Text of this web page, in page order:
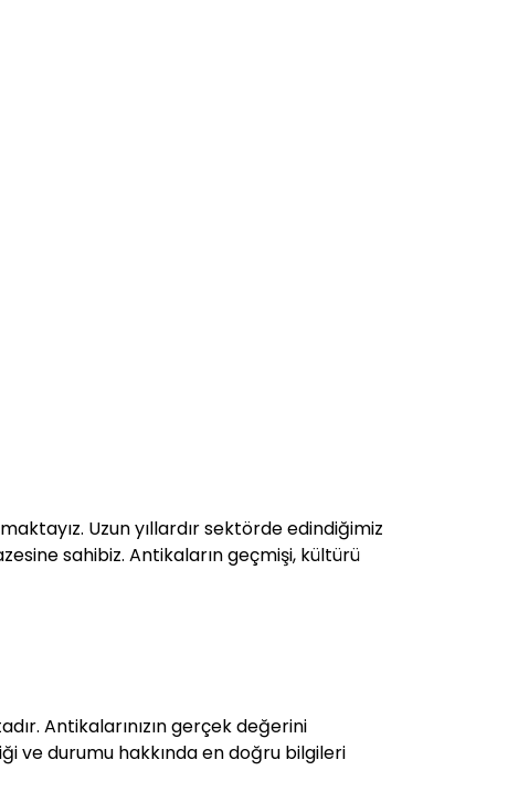
Uzun yıllardır sektörde edindiğimiz
sahibiz. Antikaların geçmişi, kültürü
Antikalarınızın gerçek değerini
ve durumu hakkında en doğru bilgileri